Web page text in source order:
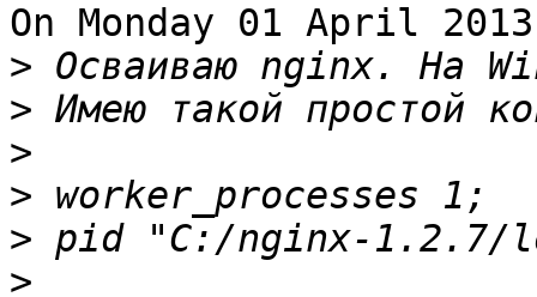
On Monday 01 April
>
>
>
>
>
>